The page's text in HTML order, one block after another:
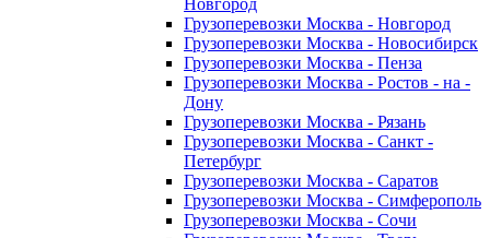
Новгород
Грузоперевозки Москва - Новгород
Грузоперевозки Москва - Новосибирск
Грузоперевозки Москва - Пенза
Грузоперевозки Москва - Ростов - на -
Дону
Грузоперевозки Москва - Рязань
Грузоперевозки Москва - Санкт -
Петербург
Грузоперевозки Москва - Саратов
Грузоперевозки Москва - Симферополь
Грузоперевозки Москва - Сочи